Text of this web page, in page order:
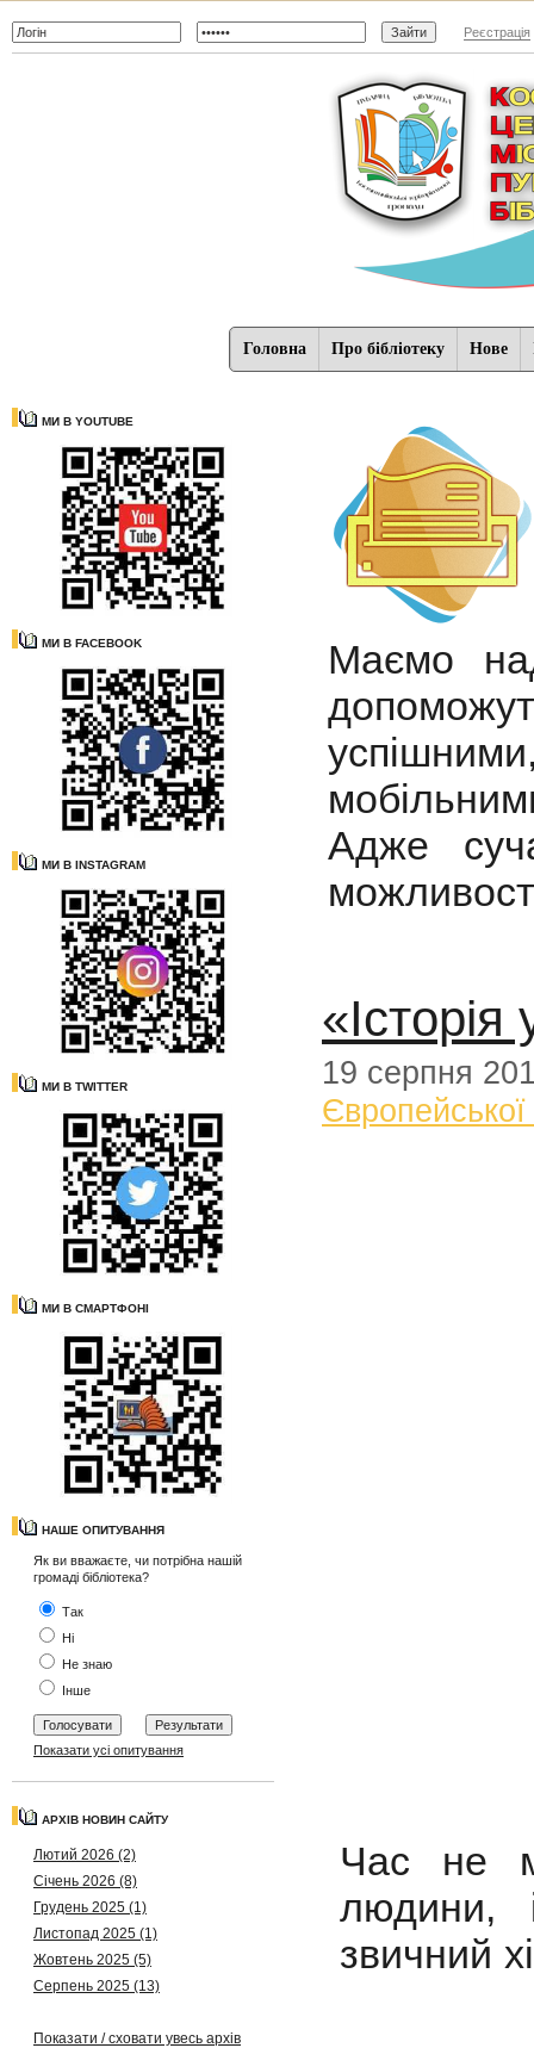
Реєстрація
Головна Про бібліотеку Нове
МИ В YOUTUBE
МИ В FACEBOOK
МИ В INSTAGRAM
МИ В TWITTER
МИ В СМАРТФОНІ
НАШЕ ОПИТУВАННЯ
Як ви вважаєте, чи потрібна нашій
громаді бібліотека?
Так
Ні
Не знаю
Інше
Показати усі опитування
АРХІВ НОВИН САЙТУ
Лютий 2026 (2)
Січень 2026 (8)
Грудень 2025 (1)
Листопад 2025 (1)
Жовтень 2025 (5)
Серпень 2025 (13)
Показати / сховати увесь архів
Маємо
Адже
19 серпня
Європейської
Час не
людини,
звичний